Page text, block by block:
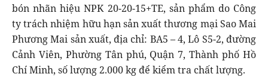
bón nhãn hiệu NPK 20-20-15+TE, sản phẩm do Công
ty trách nhiệm hữu hạn sản xuất thương mại Sao Mai
Phương Mai sản xuất, địa chỉ: BA5 – 4, Lô S5-2, đường
Cảnh Viên, Phường Tân phú, Quận 7, Thành phố Hồ
Chí Minh, số lượng 2.000 kg để kiểm tra chất lượng.